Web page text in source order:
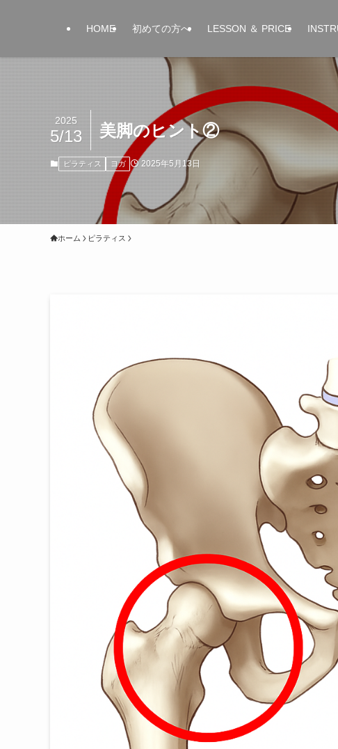
HOME 初めての方へ LESSON ＆ PRICE
美脚のヒント②
2025
5/13
ピラティス ヨガ 2025年5月13日
ホーム ピラティス